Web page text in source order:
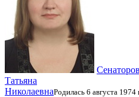
Татьяна
НиколаевнаРодилась 6 августа 1974